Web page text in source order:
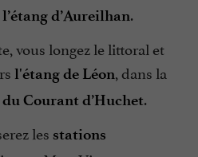
l’étang d’Aureilhan.
vous longez le littoral et
l'étang de Léon, dans la
Courant d’Huchet.
les stations